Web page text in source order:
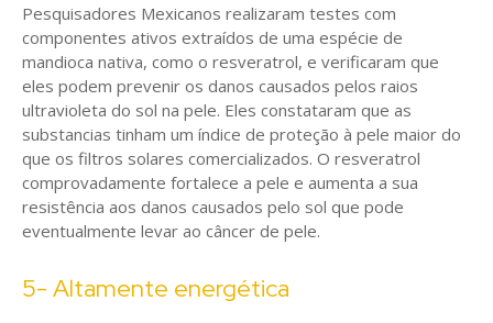
Pesquisadores Mexicanos realizaram testes com
componentes ativos extraídos de uma espécie de
mandioca nativa, como o resveratrol, e verificaram que
eles podem prevenir os danos causados pelos raios
ultravioleta do sol na pele. Eles constataram que as
substancias tinham um índice de proteção à pele maior do
que os filtros solares comercializados. O resveratrol
comprovadamente fortalece a pele e aumenta a sua
resistência aos danos causados ​​pelo sol que pode
eventualmente levar ao câncer de pele.
5- Altamente energética